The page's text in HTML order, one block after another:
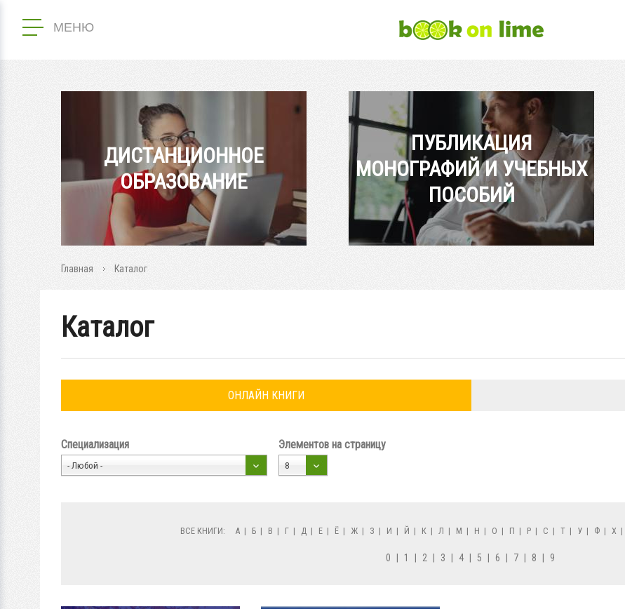
МЕНЮ
ДИСТАНЦИОННОЕ
ОБРАЗОВАНИЕ
ПУБЛИКАЦИЯ
МОНОГРАФИЙ И УЧЕБНЫХ
ПОСОБИЙ
Главная Каталог
Каталог
ОНЛАЙН КНИГИ
Специализация
- Любой -
Элементов на страницу
8
ВСЕ КНИГИ: А | Б | В | Г | Д | Е | Ё | Ж | З | И | Й | К | Л | М | Н | О | П | Р | С | Т | У | Ф | Х |
0 1 2 3 4 5 6 7 8 9